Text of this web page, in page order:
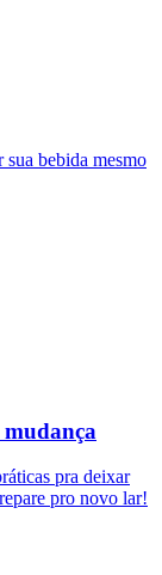
sua bebida mesmo
pra deixar
pro novo lar!